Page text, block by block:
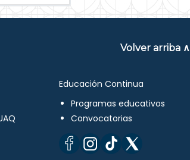
Volver arriba ∧
Educación Continua
Programas educativos
Convocatorias